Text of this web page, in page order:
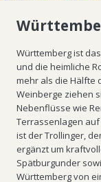
Württemberg ist
und die heimliche
mehr als die Hälfte
Weinberge ziehen
Nebenflüsse wie
Terrassenlagen
ist der Trollinger,
ergänzt um
Spätburgunder
Württemberg von